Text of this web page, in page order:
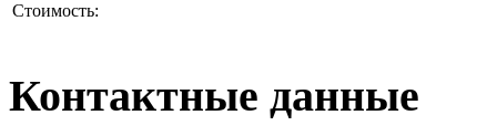
Стоимость:
Контактные данные